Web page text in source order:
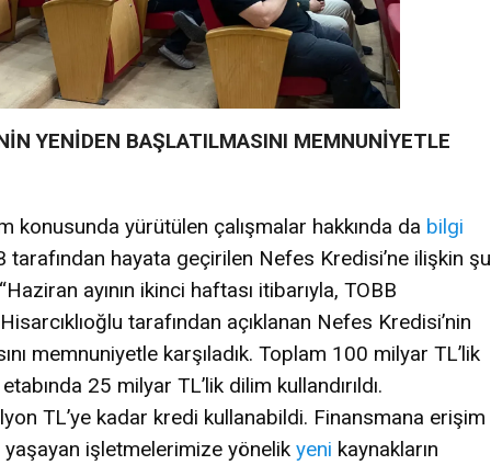
YENİDEN BAŞLATILMASINI MEMNUNİYETLE
konusunda yürütülen çalışmalar hakkında da bilgi
tarafından hayata geçirilen Nefes Kredisi’ne ilişkin şu
ayının ikinci haftası itibarıyla, TOBB
tarafından açıklanan Nefes Kredisi’nin
memnuniyetle karşıladık. Toplam 100 milyar TL’lik
25 milyar TL’lik dilim kullandırıldı.
TL’ye kadar kredi kullanabildi. Finansmana erişim
yaşayan işletmelerimize yönelik yeni kaynakların